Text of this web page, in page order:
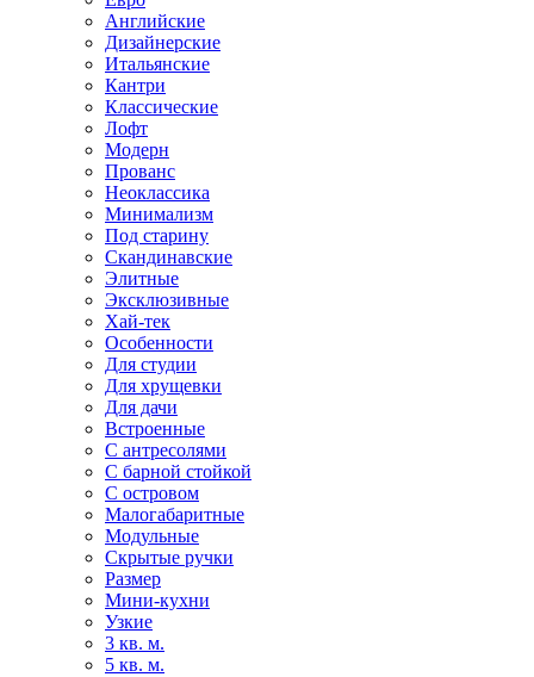
Английские
Дизайнерские
Итальянские
Кантри
Классические
Лофт
Модерн
Прованс
Неоклассика
Минимализм
Под старину
Скандинавские
Элитные
Эксклюзивные
Хай-тек
Особенности
Для студии
Для хрущевки
Для дачи
Встроенные
С антресолями
С барной стойкой
С островом
Малогабаритные
Модульные
Скрытые ручки
Размер
Мини-кухни
Узкие
3 кв. м.
5 кв. м.